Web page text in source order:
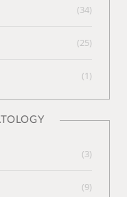
(34)
(25)
(1)
(3)
(9)